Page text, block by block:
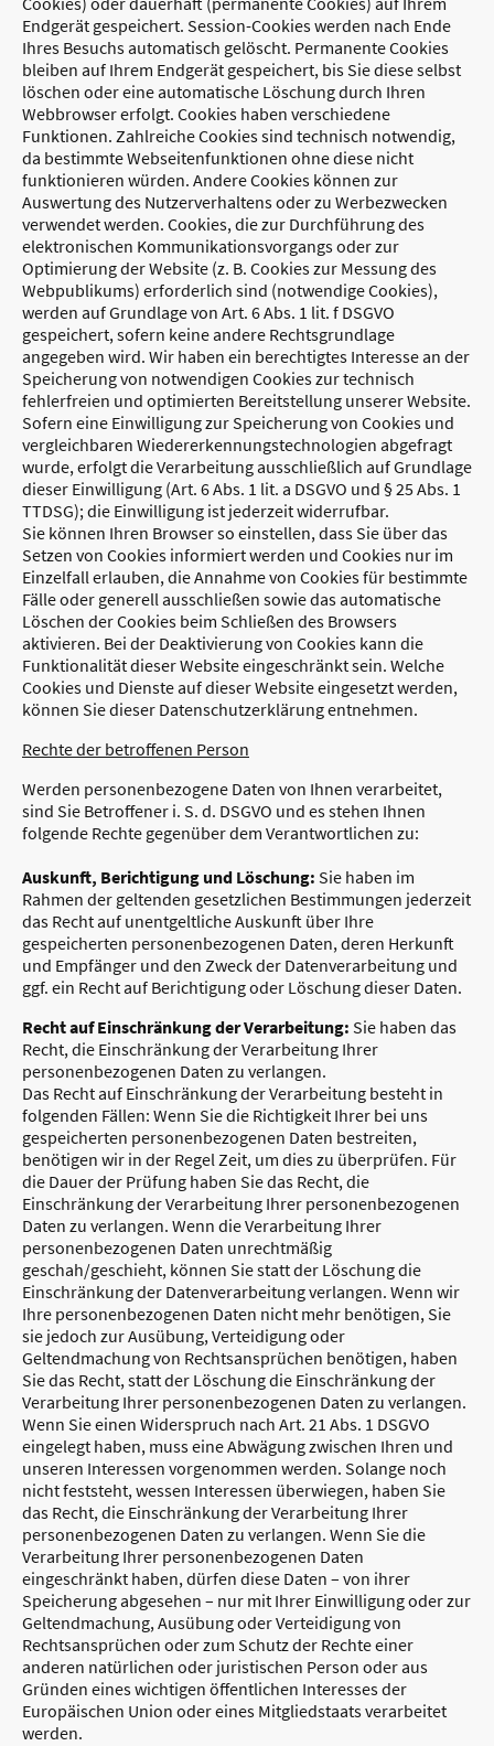
Endgerät gespeichert. Session-Cookies werden nach Ende
Ihres Besuchs automatisch gelöscht. Permanente Cookies
bleiben auf Ihrem Endgerät gespeichert, bis Sie diese selbst
löschen oder eine automatische Löschung durch Ihren
Webbrowser erfolgt. Cookies haben verschiedene
Funktionen. Zahlreiche Cookies sind technisch notwendig,
da bestimmte Webseitenfunktionen ohne diese nicht
funktionieren würden. Andere Cookies können zur
Auswertung des Nutzerverhaltens oder zu Werbezwecken
verwendet werden. Cookies, die zur Durchführung des
elektronischen Kommunikationsvorgangs oder zur
Optimierung der Website (z. B. Cookies zur Messung des
Webpublikums) erforderlich sind (notwendige Cookies),
werden auf Grundlage von Art. 6 Abs. 1 lit. f DSGVO
gespeichert, sofern keine andere Rechtsgrundlage
angegeben wird. Wir haben ein berechtigtes Interesse an der
Speicherung von notwendigen Cookies zur technisch
fehlerfreien und optimierten Bereitstellung unserer Website.
Sofern eine Einwilligung zur Speicherung von Cookies und
vergleichbaren Wiedererkennungstechnologien abgefragt
wurde, erfolgt die Verarbeitung ausschließlich auf Grundlage
dieser Einwilligung (Art. 6 Abs. 1 lit. a DSGVO und § 25 Abs. 1
TTDSG); die Einwilligung ist jederzeit widerrufbar.
Sie können Ihren Browser so einstellen, dass Sie über das
Setzen von Cookies informiert werden und Cookies nur im
Einzelfall erlauben, die Annahme von Cookies für bestimmte
Fälle oder generell ausschließen sowie das automatische
Löschen der Cookies beim Schließen des Browsers
aktivieren. Bei der Deaktivierung von Cookies kann die
Funktionalität dieser Website eingeschränkt sein. Welche
Cookies und Dienste auf dieser Website eingesetzt werden,
können Sie dieser Datenschutzerklärung entnehmen.
Rechte der betroffenen Person
Werden personenbezogene Daten von Ihnen verarbeitet,
sind Sie Betroffener i. S. d. DSGVO und es stehen Ihnen
folgende Rechte gegenüber dem Verantwortlichen zu:
Auskunft, Berichtigung und Löschung: Sie haben im
Rahmen der geltenden gesetzlichen Bestimmungen jederzeit
das Recht auf unentgeltliche Auskunft über Ihre
gespeicherten personenbezogenen Daten, deren Herkunft
und Empfänger und den Zweck der Datenverarbeitung und
ggf. ein Recht auf Berichtigung oder Löschung dieser Daten.
Recht auf Einschränkung der Verarbeitung: Sie haben das
Recht, die Einschränkung der Verarbeitung Ihrer
personenbezogenen Daten zu verlangen.
Das Recht auf Einschränkung der Verarbeitung besteht in
folgenden Fällen: Wenn Sie die Richtigkeit Ihrer bei uns
gespeicherten personenbezogenen Daten bestreiten,
benötigen wir in der Regel Zeit, um dies zu überprüfen. Für
die Dauer der Prüfung haben Sie das Recht, die
Einschränkung der Verarbeitung Ihrer personenbezogenen
Daten zu verlangen. Wenn die Verarbeitung Ihrer
personenbezogenen Daten unrechtmäßig
geschah/geschieht, können Sie statt der Löschung die
Einschränkung der Datenverarbeitung verlangen. Wenn wir
Ihre personenbezogenen Daten nicht mehr benötigen, Sie
sie jedoch zur Ausübung, Verteidigung oder
Geltendmachung von Rechtsansprüchen benötigen, haben
Sie das Recht, statt der Löschung die Einschränkung der
Verarbeitung Ihrer personenbezogenen Daten zu verlangen.
Wenn Sie einen Widerspruch nach Art. 21 Abs. 1 DSGVO
eingelegt haben, muss eine Abwägung zwischen Ihren und
unseren Interessen vorgenommen werden. Solange noch
nicht feststeht, wessen Interessen überwiegen, haben Sie
das Recht, die Einschränkung der Verarbeitung Ihrer
personenbezogenen Daten zu verlangen. Wenn Sie die
Verarbeitung Ihrer personenbezogenen Daten
eingeschränkt haben, dürfen diese Daten – von ihrer
Speicherung abgesehen – nur mit Ihrer Einwilligung oder zur
Geltendmachung, Ausübung oder Verteidigung von
Rechtsansprüchen oder zum Schutz der Rechte einer
anderen natürlichen oder juristischen Person oder aus
Gründen eines wichtigen öffentlichen Interesses der
Europäischen Union oder eines Mitgliedstaats verarbeitet
werden.